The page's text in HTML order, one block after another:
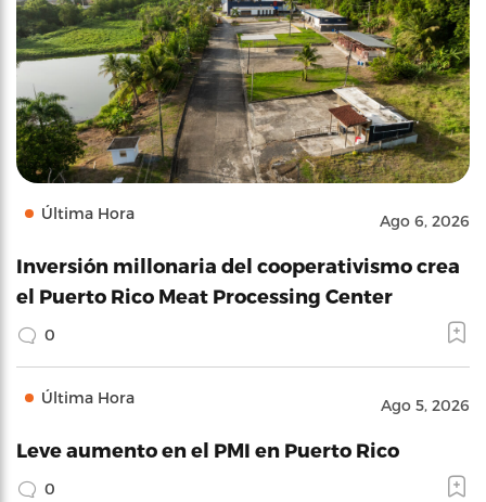
Última Hora Ago 6, 2026
Inversión millonaria del cooperativismo crea
el Puerto Rico Meat Processing Center
0
Última Hora Ago 5, 2026
Leve aumento en el PMI en Puerto Rico
0